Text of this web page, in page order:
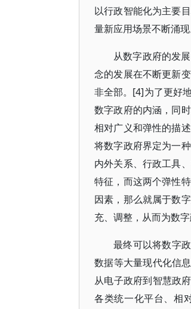
以行政智能化为主要
量新应用场景不断涌现
从数字政府的发
念的发展在不断更新
非全部。[4]为了更好
数字政府的内涵，同
相对广义和弹性的描
将数字政府界定为一
内外关系、行政工具
特征，而这两个弹性
因素，那么就属于数
充、调整，从而为数
最终可以将数字
数据等大量现代化信
从电子政府到智慧政
各类统一化平台、相